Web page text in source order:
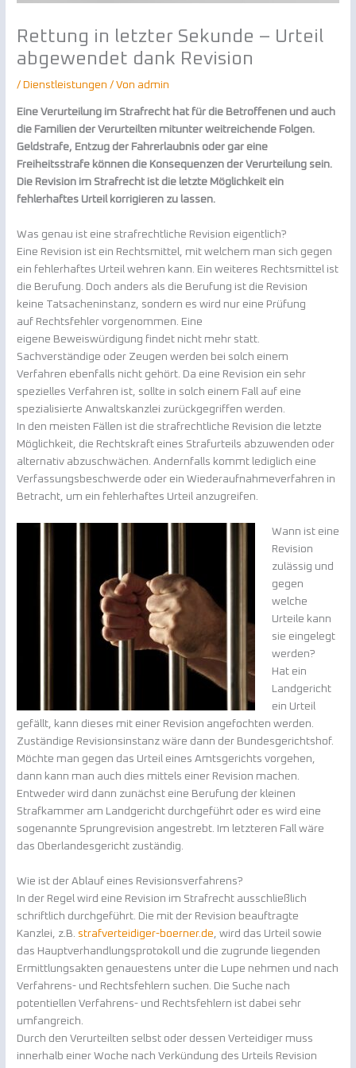
Rettung in letzter Sekunde – Urteil
abgewendet dank Revision
/Dienstleistungen / Von admin
Eine Verurteilung im Strafrecht hat für die Betroffenen und auch
die Familien der Verurteilten mitunter weitreichende Folgen.
Geldstrafe, Entzug der Fahrerlaubnis oder gar eine
Freiheitsstrafe können die Konsequenzen der Verurteilung sein.
Die Revision im Strafrecht ist die letzte Möglichkeit ein
fehlerhaftes Urteil korrigieren zu lassen.
Was genau ist eine strafrechtliche Revision eigentlich?
Eine Revision ist ein Rechtsmittel, mit welchem man sich gegen
ein fehlerhaftes Urteil wehren kann. Ein weiteres Rechtsmittel ist
die Berufung. Doch anders als die Berufung ist die Revision
keine Tatsacheninstanz, sondern es wird nur eine Prüfung
auf Rechtsfehler vorgenommen. Eine
eigene Beweiswürdigung findet nicht mehr statt.
Sachverständige oder Zeugen werden bei solch einem
Verfahren ebenfalls nicht gehört. Da eine Revision ein sehr
spezielles Verfahren ist, sollte in solch einem Fall auf eine
spezialisierte Anwaltskanzlei zurückgegriffen werden.
In den meisten Fällen ist die strafrechtliche Revision die letzte
Möglichkeit, die Rechtskraft eines Strafurteils abzuwenden oder
alternativ abzuschwächen. Andernfalls kommt lediglich eine
Verfassungsbeschwerde oder ein Wiederaufnahmeverfahren in
Betracht, um ein fehlerhaftes Urteil anzugreifen.
Wann ist eine
Revision
zulässig und
gegen
welche
Urteile kann
sie eingelegt
werden?
Hat ein
Landgericht
ein Urteil
gefällt, kann dieses mit einer Revision angefochten werden.
Zuständige Revisionsinstanz wäre dann der Bundesgerichtshof.
Möchte man gegen das Urteil eines Amtsgerichts vorgehen,
dann kann man auch dies mittels einer Revision machen.
Entweder wird dann zunächst eine Berufung der kleinen
Strafkammer am Landgericht durchgeführt oder es wird eine
sogenannte Sprungrevision angestrebt. Im letzteren Fall wäre
das Oberlandesgericht zuständig.
Wie ist der Ablauf eines Revisionsverfahrens?
In der Regel wird eine Revision im Strafrecht ausschließlich
schriftlich durchgeführt. Die mit der Revision beauftragte
Kanzlei, z.B. strafverteidiger-boerner.de, wird das Urteil sowie
das Hauptverhandlungsprotokoll und die zugrunde liegenden
Ermittlungsakten genauestens unter die Lupe nehmen und nach
Verfahrens- und Rechtsfehlern suchen. Die Suche nach
potentiellen Verfahrens- und Rechtsfehlern ist dabei sehr
umfangreich.
Durch den Verurteilten selbst oder dessen Verteidiger muss
innerhalb einer Woche nach Verkündung des Urteils Revision